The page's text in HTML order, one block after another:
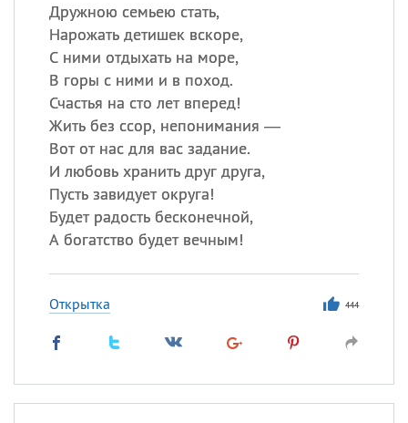
Дружною семьею стать,
Нарожать детишек вскоре,
С ними отдыхать на море,
В горы с ними и в поход.
Счастья на сто лет вперед!
Жить без ссор, непонимания —
Вот от нас для вас задание.
И любовь хранить друг друга,
Пусть завидует округа!
Будет радость бесконечной,
А богатство будет вечным!
Открытка 444